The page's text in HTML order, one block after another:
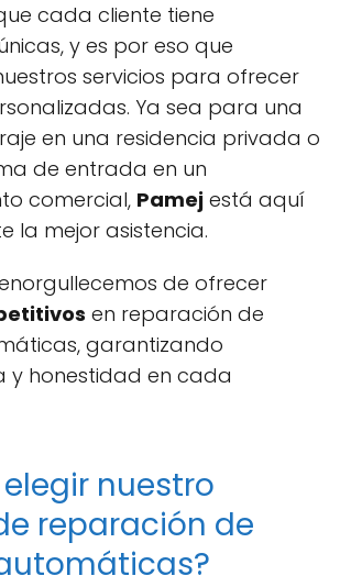
cada cliente tiene
y es por eso que
servicios para ofrecer
Ya sea para una
en una residencia privada o
de entrada en un
comercial, Pamej está aquí
la mejor asistencia.
de ofrecer
en reparación de
garantizando
y honestidad en cada
nuestro
reparación de